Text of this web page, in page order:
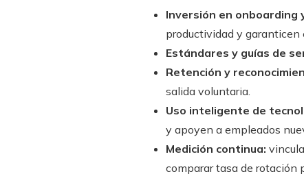
Inversión en onboarding
productividad y
Estándares y guías de
Retención y
salida voluntaria.
Uso inteligente de
y apoyen a empleados
Medición continua:
comparar tasa de rotación